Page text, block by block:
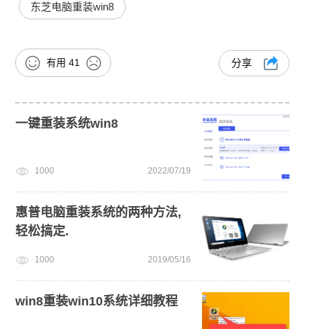
东芝电脑重装win8
有用 41 分享
一键重装系统win8
1000 2022/07/19
惠普电脑重装系统的两种方法,
轻松搞定.
1000 2019/05/16
win8重装win10系统详细教程